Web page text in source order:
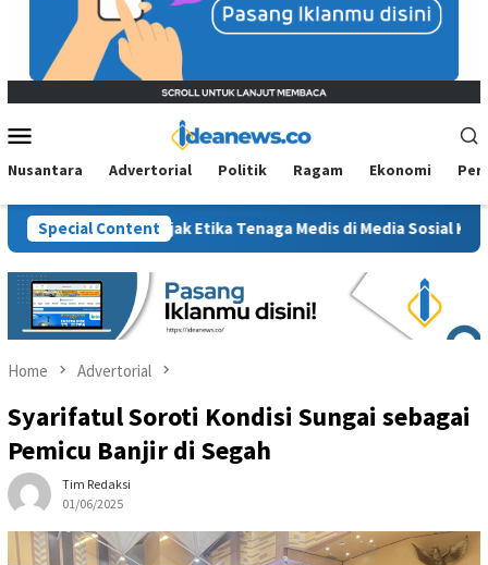
Menu
Nusantara Advertorial Politik Ragam Ekonomi
Special Content
Jejak Etika Tenaga Medis di Media Sosial Kembali
Home Advertorial
Syarifatul Soroti Kondisi Sungai sebagai
Pemicu Banjir di Segah
Tim Redaksi
01/06/2025